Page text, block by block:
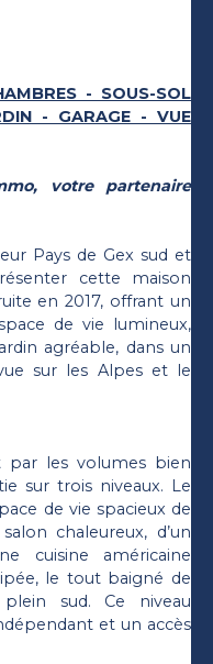
- SOUS-SOL
- GARAGE - VUE
votre partenaire
Pays de Gex sud et
cette maison
en 2017, offrant un
de vie lumineux,
agréable, dans un
sur les Alpes et le
par les volumes bien
sur trois niveaux. Le
de vie spacieux de
chaleureux, d’un
cuisine américaine
le tout baigné de
sud. Ce niveau
et un accès